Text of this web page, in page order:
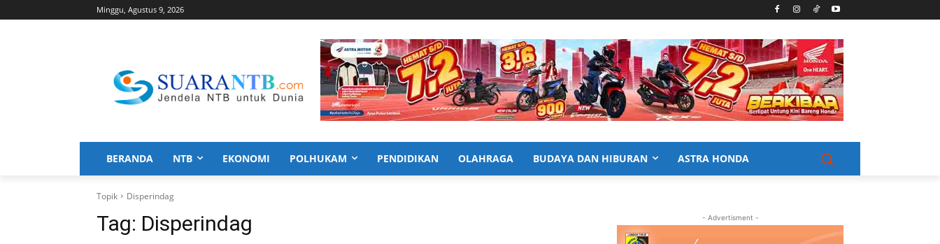
Minggu, Agustus 9, 2026
BERANDA NTB EKONOMI POLHUKAM PENDIDIKAN OLAHRAGA BUDAYA DAN HIBURAN ASTRA HONDA
Topik Disperindag
Tag: Disperindag - Advertisment -